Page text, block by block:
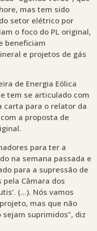
mas tem sido
setor elétrico por
o foco do PL original,
beneficiam
e projetos de gás
de Energia Eólica
tem se articulado com
carta para o relator da
a proposta de
para ter a
na semana passada e
para a supressão de
Câmara dos
(…). Nós vamos
mas que não
suprimidos”, diz